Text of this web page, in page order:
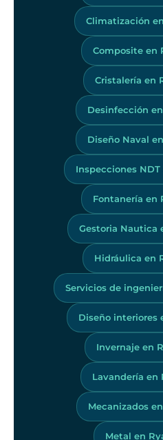
Climatización
Composite en
Cristalería en
Desinfección
Diseño Naval
Inspecciones
Fontanería en
Gestoria Nautica
Hidráulica en
Servicios de
Diseño interiores
Invernaje en
Lavandería en
Mecanizados
Metal en